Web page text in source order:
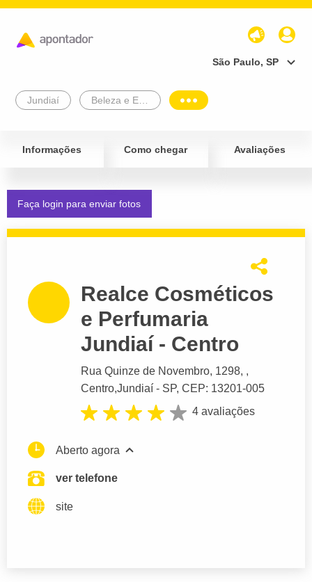
São Paulo, SP
Jundiaí
Informações Como chegar Avaliações
Faça login para enviar fotos
Realce Cosméticos
e Perfumaria
Jundiaí - Centro
Rua Quinze de Novembro, 1298, ,
Centro,Jundiaí - SP, CEP: 13201-005
4 avaliações
Aberto agora
ver telefone
site